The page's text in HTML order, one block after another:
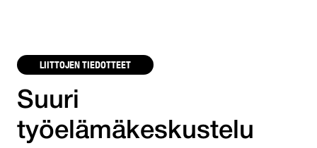
LIITTOJEN TIEDOTTEET
Suuri
työelämäkeskustelu